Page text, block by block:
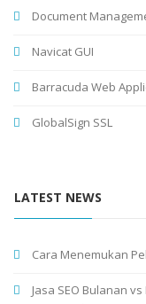
Document
Navicat GUI
Barracuda Web
GlobalSign SSL
LATEST NEWS
Cara Menemukan
Jasa SEO Bulanan